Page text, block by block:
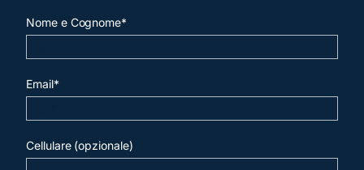
Nome e Cognome*
Email*
Cellulare (opzionale)